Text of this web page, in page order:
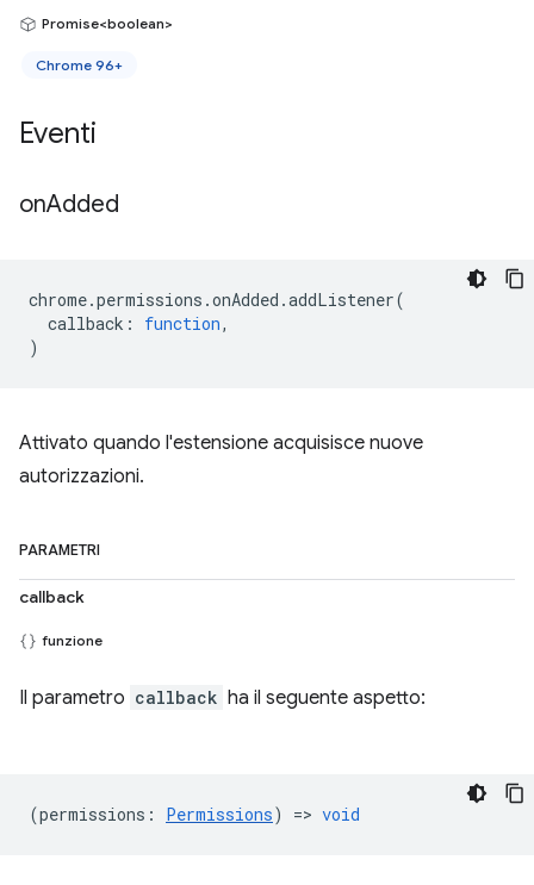
Promise<boolean>
Chrome 96+
Eventi
onAdded
chrome.permissions .onAdded .addListener(
callback : function,
)
Attivato quando l'estensione acquisisce nuove
autorizzazioni.
PARAMETRI
callback
funzione
Il parametro callback ha il seguente aspetto:
(permissions : Permissions) => void